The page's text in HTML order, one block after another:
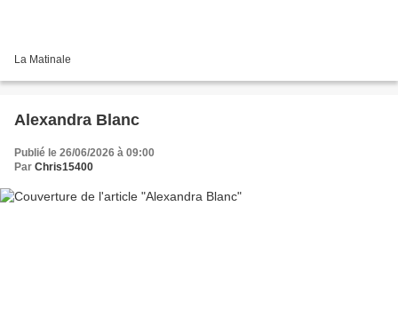
La Matinale
Alexandra Blanc
Publié le 26/06/2026 à 09:00
Par Chris15400